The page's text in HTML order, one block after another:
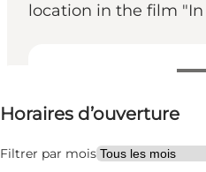
location in the film "In
Voir les horaires
Horaires d’ouverture
Filtrer par mois
Gratuit
Visiter le site web